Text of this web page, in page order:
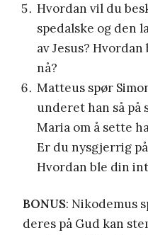
Hvordan vil du
spedalske og den
av Jesus?
nå?
Matteus spør
underet han så på
Maria om å sette
Er du nysgjerrig
Hvordan ble din
BONUS: Nikodemus
deres på Gud kan